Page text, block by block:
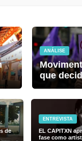
ANÁLISE
que
de
ENTREVISTA
EL CAPITXN
fase como